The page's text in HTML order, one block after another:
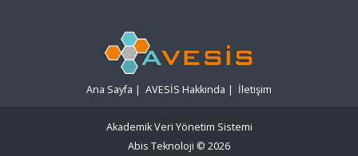
Ana Sayfa | AVESİS Hakkında | İletişim
Akademik Veri Yönetim Sistemi
Abis Teknoloji © 2026